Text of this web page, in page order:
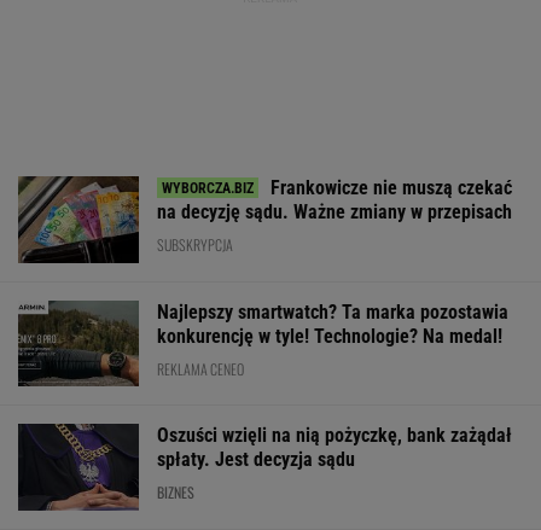
Frankowicze nie muszą czekać
na decyzję sądu. Ważne zmiany w przepisach
SUBSKRYPCJA
Najlepszy smartwatch? Ta marka pozostawia
konkurencję w tyle! Technologie? Na medal!
REKLAMA CENEO
Oszuści wzięli na nią pożyczkę, bank zażądał
spłaty. Jest decyzja sądu
BIZNES